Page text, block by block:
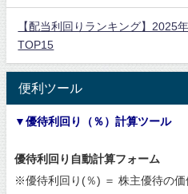
【配当利回りランキング】2025
TOP15
便利ツール
▼優待利回り（％）計算ツール
優待利回り自動計算フォーム
※優待利回り(％) ＝ 株主優待の